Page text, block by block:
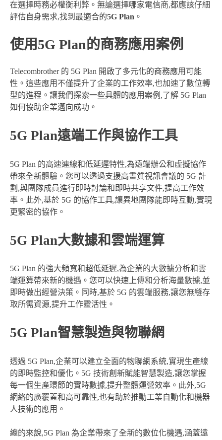
在選擇時務必權衡利弊。無論選擇哪家電信商,都應該仔細
評估自身需求,找到最適合的5G Plan 。
使用5G Plan的商務應用案例
Telecombrother 的 5G Plan 開啟了多元化的商務應用可能
性。這些應用不僅提升了企業的工作效率,也加速了數位轉
型的進程。讓我們探索一些具體的應用案例,了解 5G Plan
如何協助企業邁向成功。
5G Plan遠端工作與協作工具
5G Plan 的高速連線和低延遲特性,為遠端辦公和虛擬協作
帶來全新體驗。您可以透過支援高畫質視訊會議的 5G 計
劃,與團隊成員進行即時討論和即時共享文件,提高工作效
率。此外,基於 5G 的協作工具,讓異地團隊能即時互動,實現
更緊密的協作。
5G Plan大數據和雲端運算
5G Plan 的強大頻寬和超低延遲,為企業的大數據分析和雲
端運算帶來新的機遇。您可以快速上傳和分析海量數據,並
即時做出經營決策。同時,基於 5G 的雲端服務,讓您無縫存
取所需資源,提升工作靈活性。
5G Plan智慧製造與物聯網
透過 5G Plan,企業可以建立全面的物聯網系統,實現生產線
的即時監控和優化。5G 技術創新賦能智慧製造,讓您掌握
每一個生產環節的實時數據,提升整體運營效率。此外,5G
網絡的廣覆蓋和高可靠性,也有助於推動工業自動化和機器
人技術的應用。
總的來說,5G Plan 為企業帶來了全新的數位化機遇,涵蓋遠